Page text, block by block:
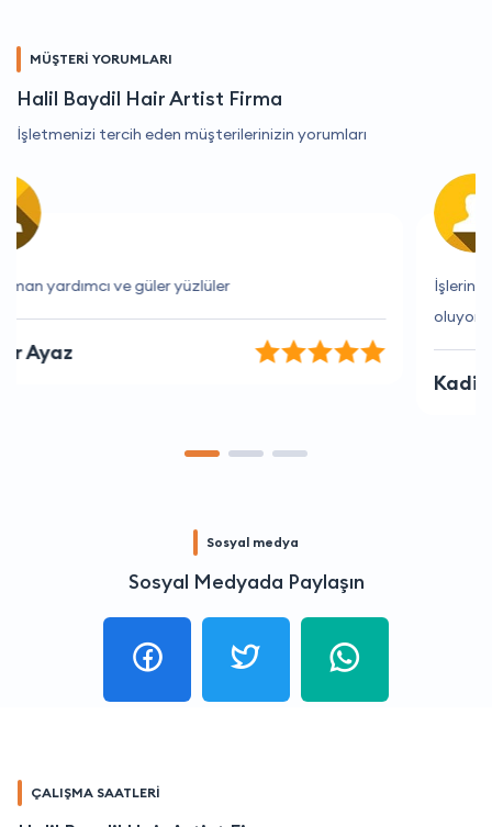
MÜŞTERİ YORUMLARI
Halil Baydil Hair Artist Firma
İşletmenizi tercih eden müşterilerinizin yorumları
İşlerini hakkıyla yapıyorlar ve her zaman yardımcı
oluyorlar.
Sosyal medya
Sosyal Medyada Paylaşın
ÇALIŞMA SAATLERİ